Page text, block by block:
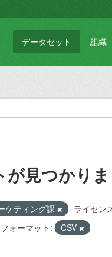
データセット 組織
見つかり
ケティング課
ライセン
フォーマット: CSV